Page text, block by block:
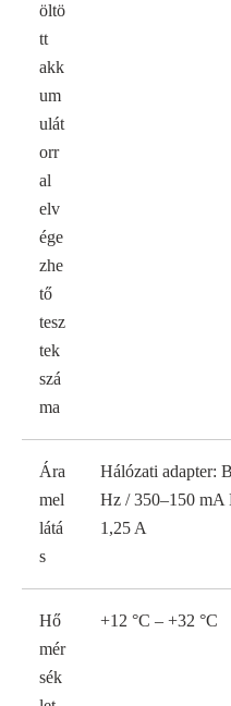
öltö
tt
akk
um
ulát
orr
al
elv
ége
zhe
tő
tesz
tek
szá
ma
Ára
mel
látá
s
Hálózati adapter:
Hz / 350–150 mA
1,25 A
Hő
mér
sék
+12 °C – +32 °C